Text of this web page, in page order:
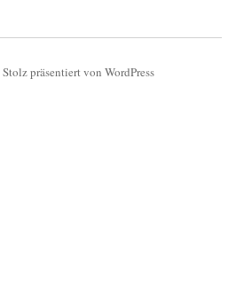
Stolz präsentiert von WordPress